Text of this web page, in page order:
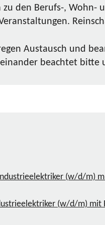
den Berufs-, Wohn-
Austausch und
beachtet bitte
(w/d/m) mit